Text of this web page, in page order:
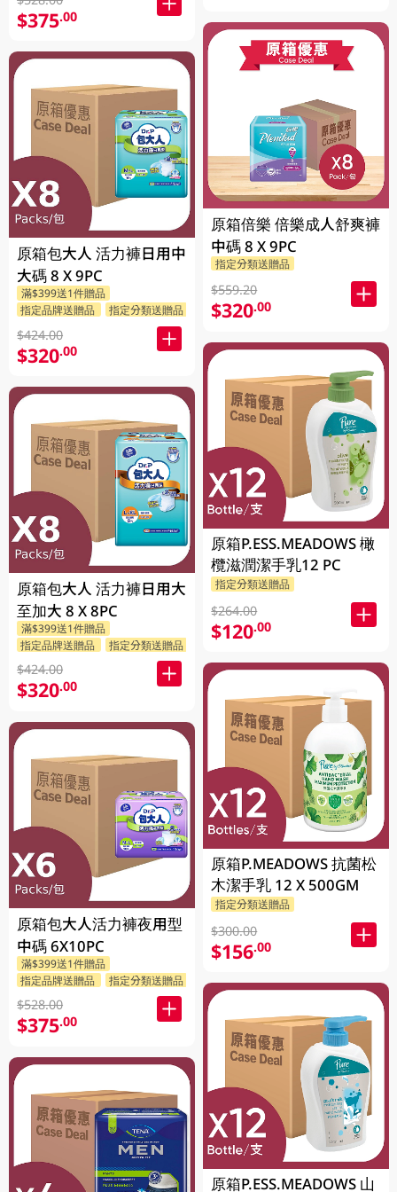
$375.00
原箱包大人 活力褲日用中
大碼 8 X 9PC
滿$399送1件贈品
指定品牌送贈品
指定分類送贈品
$424.00
$320.00
原箱包大人 活力褲日用大
至加大 8 X 8PC
滿$399送1件贈品
指定品牌送贈品
指定分類送贈品
$424.00
$320.00
原箱包大人活力褲夜用型
中碼 6X10PC
滿$399送1件贈品
指定品牌送贈品
指定分類送贈品
$528.00
$375.00
原箱倍樂 倍樂成人舒爽褲
中碼 8 X 9PC
指定分類送贈品
$559.20
$320.00
原箱P.ESS.MEADOWS 橄
欖滋潤潔手乳12 PC
指定分類送贈品
$264.00
$120.00
原箱P.MEADOWS 抗菌松
木潔手乳 12 X 500GM
指定分類送贈品
$300.00
$156.00
原箱P.ESS.MEADOWS 山